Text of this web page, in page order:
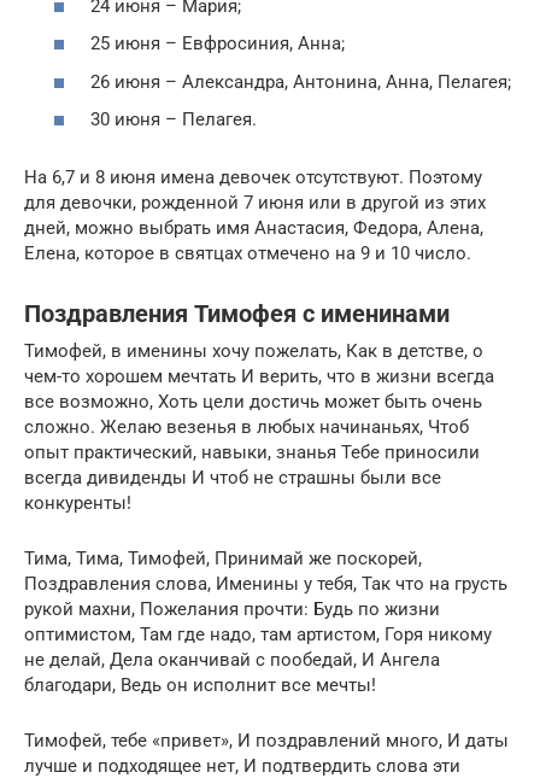
24 июня – Мария;
25 июня – Евфросиния, Анна;
26 июня – Александра, Антонина, Анна, Пелагея;
30 июня – Пелагея.
На 6,7 и 8 июня имена девочек отсутствуют. Поэтому
для девочки, рожденной 7 июня или в другой из этих
дней, можно выбрать имя Анастасия, Федора, Алена,
Елена, которое в святцах отмечено на 9 и 10 число.
Поздравления Тимофея с именинами
Тимофей, в именины хочу пожелать, Как в детстве, о
чем-то хорошем мечтать И верить, что в жизни всегда
все возможно, Хоть цели достичь может быть очень
сложно. Желаю везенья в любых начинаньях, Чтоб
опыт практический, навыки, знанья Тебе приносили
всегда дивиденды И чтоб не страшны были все
конкуренты!
Тима, Тима, Тимофей, Принимай же поскорей,
Поздравления слова, Именины у тебя, Так что на грусть
рукой махни, Пожелания прочти: Будь по жизни
оптимистом, Там где надо, там артистом, Горя никому
не делай, Дела оканчивай с пообедай, И Ангела
благодари, Ведь он исполнит все мечты!
Тимофей, тебе «привет», И поздравлений много, И даты
лучше и подходящее нет, И подтвердить слова эти